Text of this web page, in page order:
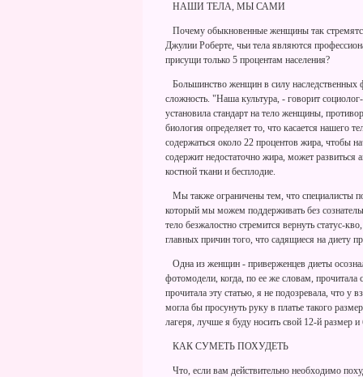
НАШИ ТЕЛА, МЫ САМИ
Почему обыкновенные женщины так
Джулии Роберте, чьи тела являются
присущи только 5 процентам населения?
Большинство женщин в силу наследственных
сложность. "Наша культура, - говорит
установила стандарт на тело женщины,
биология определяет то, что касается нашего
содержаться около 22 процентов жира, чтобы
содержит недостаточно жира, может развиться
костной ткани и бесплодие.
Мы также ограничены тем, что специалисты
который мы можем поддерживать без
тело безжалостно стремится вернуть статус-
главных причин того, что садящиеся на диету
Одна из женщин - приверженцев диеты
фотомодели, когда, по ее же словам,
прочитала эту статью, я не подозревала, что у
могла бы просунуть руку в платье такого
лагеря, лучше я буду носить свой 12-й размер и
КАК СУМЕТЬ ПОХУДЕТЬ
Что, если вам действительно необходимо